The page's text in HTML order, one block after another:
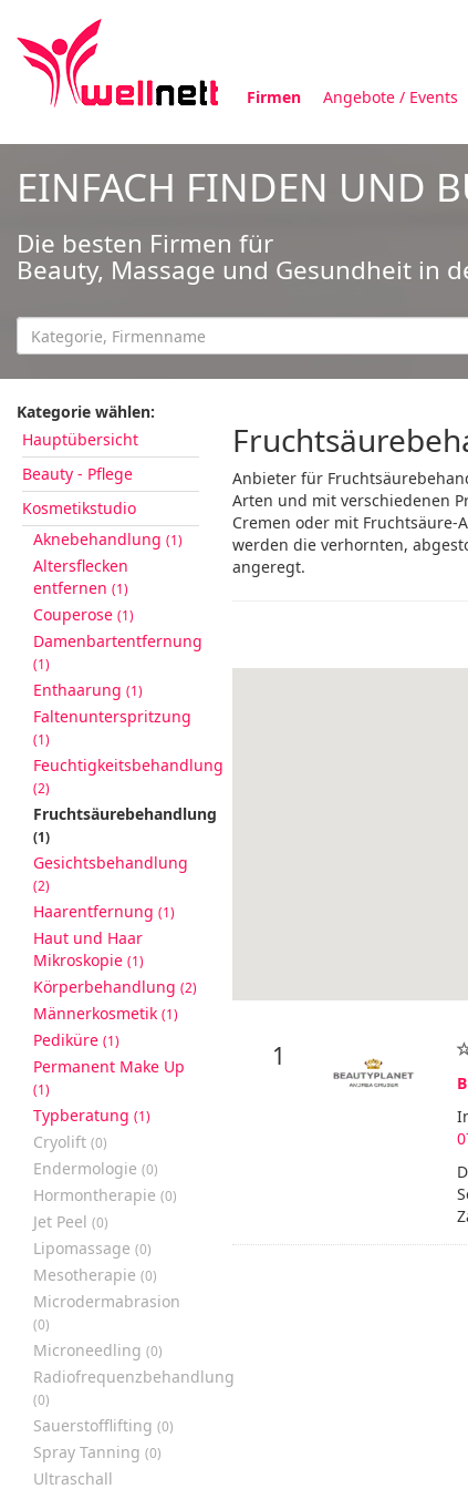
Firmen Angebote / Events
EINFACH FINDEN UND
Die besten Firmen für
Beauty, Massage und Gesundheit in
Kategorie wählen:
Hauptübersicht
Beauty - Pflege
Kosmetikstudio
Aknebehandlung (1)
Altersflecken
entfernen (1)
Couperose (1)
Damenbartentfernung
(1)
Enthaarung (1)
Faltenunterspritzung
(1)
Feuchtigkeitsbehandlung
(2)
Fruchtsäurebehandlung
(1)
Gesichtsbehandlung
(2)
Haarentfernung (1)
Haut und Haar
Mikroskopie (1)
Körperbehandlung (2)
Männerkosmetik (1)
Pediküre (1)
Permanent Make Up
(1)
Typberatung (1)
Cryolift (0)
Endermologie (0)
Hormontherapie (0)
Jet Peel (0)
Lipomassage (0)
Mesotherapie (0)
Microdermabrasion
(0)
Microneedling (0)
Radiofrequenzbehandlung
(0)
Sauerstofflifting (0)
Spray Tanning (0)
Ultraschall
Anbieter für
Arten und mit verschiedenen
Cremen oder mit
werden die verhornten,
angeregt.
1